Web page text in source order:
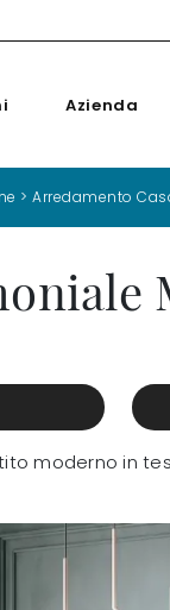
Azienda
>Arredamento
moderno in